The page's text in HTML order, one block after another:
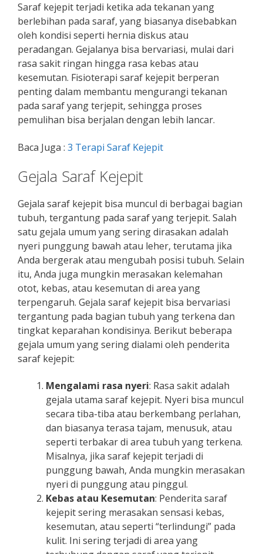
Saraf kejepit terjadi ketika ada tekanan yang
berlebihan pada saraf, yang biasanya disebabkan
oleh kondisi seperti hernia diskus atau
peradangan. Gejalanya bisa bervariasi, mulai dari
rasa sakit ringan hingga rasa kebas atau
kesemutan. Fisioterapi saraf kejepit berperan
penting dalam membantu mengurangi tekanan
pada saraf yang terjepit, sehingga proses
pemulihan bisa berjalan dengan lebih lancar.
Baca Juga : 3 Terapi Saraf Kejepit
Gejala Saraf Kejepit
Gejala saraf kejepit bisa muncul di berbagai bagian
tubuh, tergantung pada saraf yang terjepit. Salah
satu gejala umum yang sering dirasakan adalah
nyeri punggung bawah atau leher, terutama jika
Anda bergerak atau mengubah posisi tubuh. Selain
itu, Anda juga mungkin merasakan kelemahan
otot, kebas, atau kesemutan di area yang
terpengaruh. Gejala saraf kejepit bisa bervariasi
tergantung pada bagian tubuh yang terkena dan
tingkat keparahan kondisinya. Berikut beberapa
gejala umum yang sering dialami oleh penderita
saraf kejepit:
Mengalami rasa nyeri: Rasa sakit adalah
gejala utama saraf kejepit. Nyeri bisa muncul
secara tiba-tiba atau berkembang perlahan,
dan biasanya terasa tajam, menusuk, atau
seperti terbakar di area tubuh yang terkena.
Misalnya, jika saraf kejepit terjadi di
punggung bawah, Anda mungkin merasakan
nyeri di punggung atau pinggul.
Kebas atau Kesemutan: Penderita saraf
kejepit sering merasakan sensasi kebas,
kesemutan, atau seperti “terlindungi” pada
kulit. Ini sering terjadi di area yang